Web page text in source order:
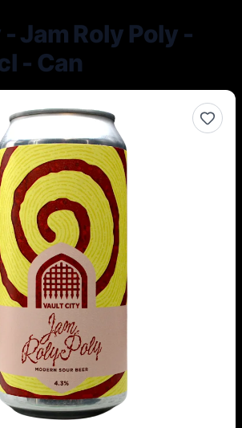
Jam Roly Poly -
- Can